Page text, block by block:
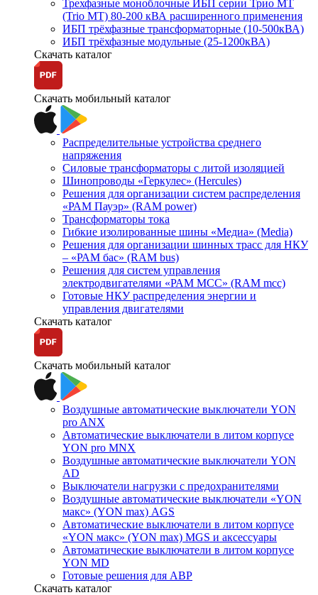
Трехфазные моноблочные ИБП серии Трио МТ
(Trio MT) 80-200 кВА расширенного применения
ИБП трёхфазные трансформаторные (10-500кВА)
ИБП трёхфазные модульные (25-1200кВА)
Скачать каталог
Скачать мобильный каталог
Распределительные устройства среднего
напряжения
Силовые трансформаторы с литой изоляцией
Шинопроводы «Геркулес» (Hercules)
Решения для организации систем распределения
«РАМ Пауэр» (RAM power)
Трансформаторы тока
Гибкие изолированные шины «Медиа» (Media)
Решения для организации шинных трасс для НКУ
– «РАМ бас» (RAM bus)
Решения для систем управления
электродвигателями «РАМ МСС» (RAM mcc)
Готовые НКУ распределения энергии и
управления двигателями
Скачать каталог
Скачать мобильный каталог
Воздушные автоматические выключатели YON
pro ANX
Автоматические выключатели в литом корпусе
YON pro MNX
Воздушные автоматические выключатели YON
AD
Выключатели нагрузки с предохранителями
Воздушные автоматические выключатели «YON
макс» (YON max) AGS
Автоматические выключатели в литом корпусе
«YON макс» (YON max) MGS и аксессуары
Автоматические выключатели в литом корпусе
YON MD
Готовые решения для АВР
Скачать каталог